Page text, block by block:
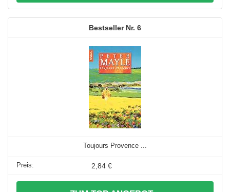
6
Toujours Provence ...
2,84 €